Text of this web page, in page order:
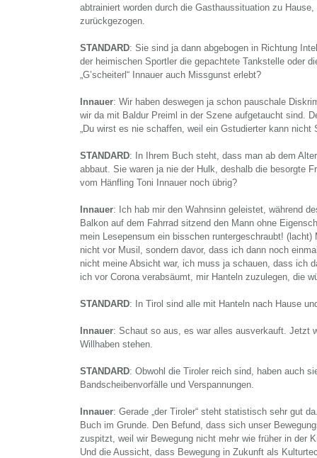
abtrainiert worden durch die Gasthaussituation zu
zurückgezogen.
STANDARD: Sie sind ja dann abgebogen in Richtung
der heimischen Sportler die gepachtete Tankstelle oder
„G’scheiterl“ Innauer auch Missgunst erlebt?
Innauer: Wir haben deswegen ja schon pauschale
wir da mit Baldur Preiml in der Szene aufgetaucht sind.
„Du wirst es nie schaffen, weil ein Gstudierter kann nicht
STANDARD: In Ihrem Buch steht, dass man ab dem
abbaut. Sie waren ja nie der Hulk, deshalb die besorgte
vom Hänfling Toni Innauer noch übrig?
Innauer: Ich hab mir den Wahnsinn geleistet, während
Balkon auf dem Fahrrad sitzend den Mann ohne
mein Lesepensum ein bisschen runtergeschraubt!
nicht vor Musil, sondern davor, dass ich dann noch
nicht meine Absicht war, ich muss ja schauen, dass ich
ich vor Corona verabsäumt, mir Hanteln zuzulegen, die
STANDARD: In Tirol sind alle mit Hanteln nach Hause
Innauer: Schaut so aus, es war alles ausverkauft. Jetzt
Willhaben stehen.
STANDARD: Obwohl die Tiroler reich sind, haben auch
Bandscheibenvorfälle und Verspannungen.
Innauer: Gerade „der Tiroler“ steht statistisch sehr gut
Buch im Grunde. Den Befund, dass sich unser
zuspitzt, weil wir Bewegung nicht mehr wie früher in der
Und die Aussicht, dass Bewegung in Zukunft als